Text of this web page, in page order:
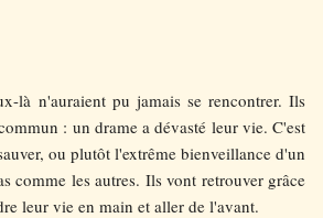
là n'auraient pu jamais se rencontrer. Ils
: un drame a dévasté leur vie. C'est
ou plutôt l'extrême bienveillance d'un
comme les autres. Ils vont retrouver grâce
leur vie en main et aller de l'avant.